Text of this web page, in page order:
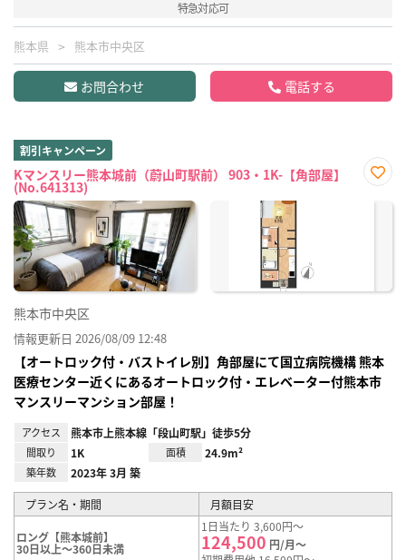
特急対応可
熊本県 熊本市中央区
お問合わせ 電話する
割引キャンペーン
Kマンスリー熊本城前（蔚山町駅前） 903・1K-【角部屋】
(No.641313)
に入
熊本市中央区
情報更新日 2026/08/09 12:48
【オートロック付・バストイレ別】角部屋にて国立病院機構 熊本
医療センター近くにあるオートロック付・エレベーター付熊本市
マンスリーマンション部屋！
アクセス 熊本市上熊本線「段山町駅」徒歩5分
間取り 1K 面積 24.9m²
築年数 2023年 3月 築
プラン名・期間 月額目安
ロング【熊本城前】
30日以上～360日未満
1日当たり 3,600円～
124,500 円/月～